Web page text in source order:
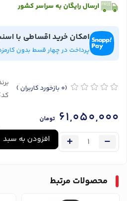
ارسال رایگان به سراسر کشور
امکان خرید اقساطی با
پرداخت در چهار قسط بدون
(0 بازخورد کاربران )
61,050,000 تومان
افزودن به سبد
محصولات مرتبط